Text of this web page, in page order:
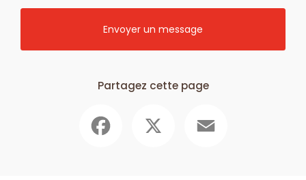
Envoyer un message
Partagez cette page